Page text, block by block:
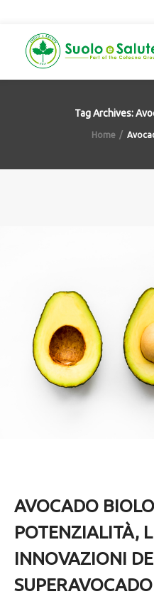
Tag Archives:
Home
AVOCADO
POTENZIALITÀ,
INNOVAZIONI
SUPERAVOCADO